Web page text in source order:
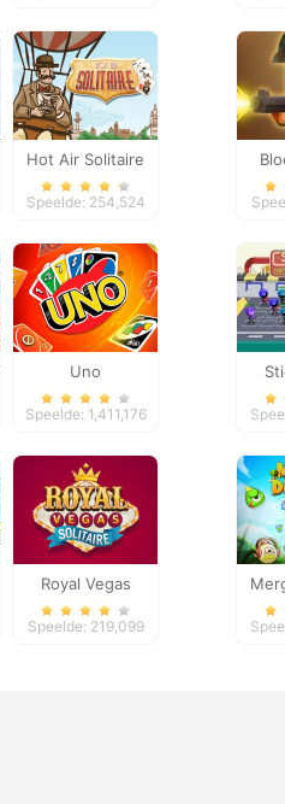
Hot Air Solitaire
Speelde: 254,524
Uno
Speelde: 1,411,176
Royal Vegas
Solitaire
Speelde: 219,099